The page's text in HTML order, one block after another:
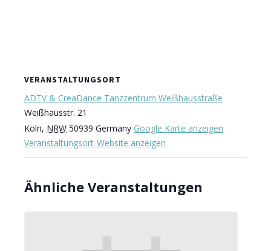
VERANSTALTUNGSORT
ADTV & CreaDance Tanzzentrum Weißhausstraße
Weißhausstr. 21
Köln, NRW 50939 Germany Google Karte anzeigen
Veranstaltungsort-Website anzeigen
Ähnliche Veranstaltungen